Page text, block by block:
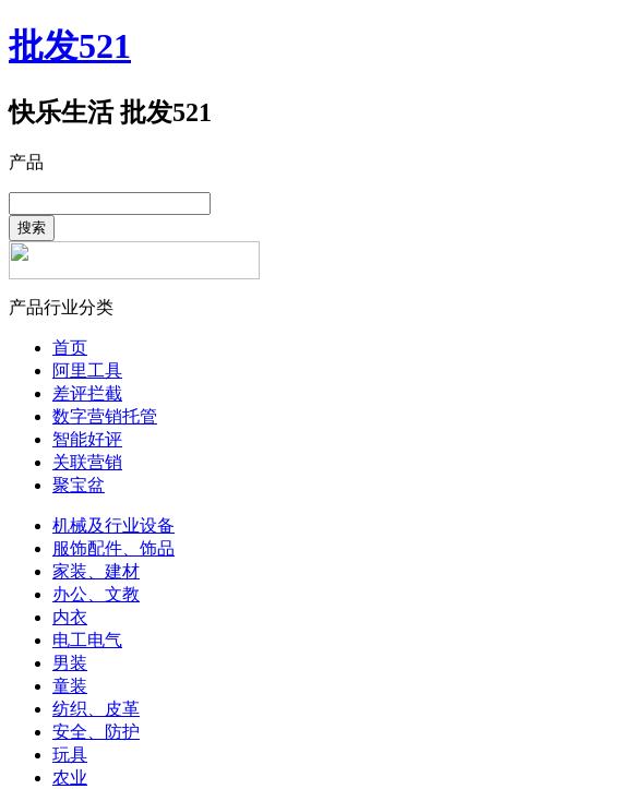
批发521
快乐生活 批发521
产品
搜索
产品行业分类
首页
阿里工具
差评拦截
数字营销托管
智能好评
关联营销
聚宝盆
机械及行业设备
服饰配件、饰品
家装、建材
办公、文教
内衣
电工电气
男装
童装
纺织、皮革
安全、防护
玩具
农业